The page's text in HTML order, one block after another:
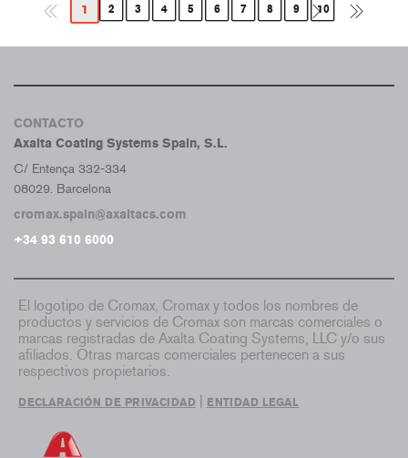
1 2 3 4 5 6 7 8 9 10
CONTACTO
Axalta Coating Systems Spain, S.L.
C/ Entença 332-334
08029. Barcelona
cromax.spain@axaltacs.com
+34 93 610 6000
El logotipo de Cromax, Cromax y todos los nombres de
productos y servicios de Cromax son marcas comerciales o
marcas registradas de Axalta Coating Systems, LLC y/o sus
afiliados. Otras marcas comerciales pertenecen a sus
respectivos propietarios.
DECLARACIÓN DE PRIVACIDAD ENTIDAD LEGAL